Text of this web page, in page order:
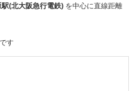
駅(北大阪急行電鉄) を中心に直線距離
す